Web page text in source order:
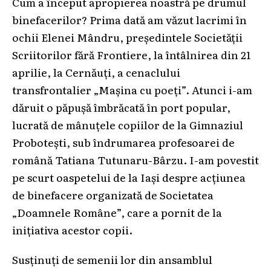
binefacerilor? Prima dată am văzut lacrimi în
ochii Elenei Mândru, președintele Societății
Scriitorilor fără Frontiere, la întâlnirea din 21
aprilie, la Cernăuți, a cenaclului
transfrontalier „Mașina cu poeți”. Atunci i-am
dăruit o păpușă îmbrăcată în port popular,
lucrată de mânuțele copiilor de la Gimnaziul
Probotești, sub îndrumarea profesoarei de
română Tatiana Tutunaru-Bârzu. I-am povestit
pe scurt oaspetelui de la Iași despre acțiunea
de binefacere organizată de Societatea
„Doamnele Române”, care a pornit de la
inițiativa acestor copii.
Susținuți de semenii lor din ansamblul